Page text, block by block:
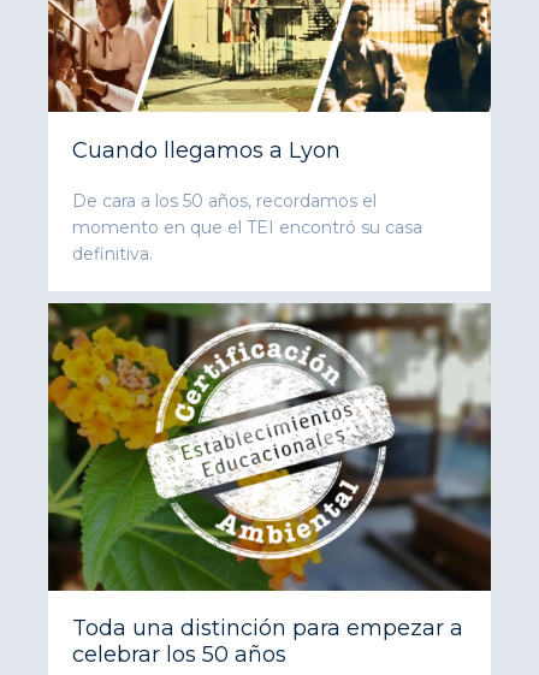
Cuando llegamos a Lyon
De cara a los 50 años, recordamos el
momento en que el TEI encontró su casa
definitiva.
Toda una distinción para empezar a
celebrar los 50 años